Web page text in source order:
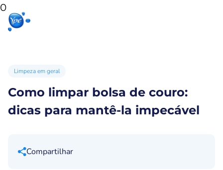
0
Limpeza em geral
Como limpar bolsa de couro:
dicas para mantê-la impecável
Compartilhar